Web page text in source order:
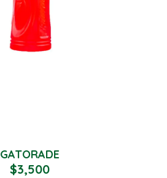
GATORADE
$3,500